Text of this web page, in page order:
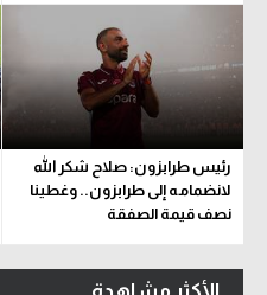
رئيس طرابزون: صلاح شكر الله
لانضمامه إلى طرابزون.. وغطينا
نصف قيمة الصفقة